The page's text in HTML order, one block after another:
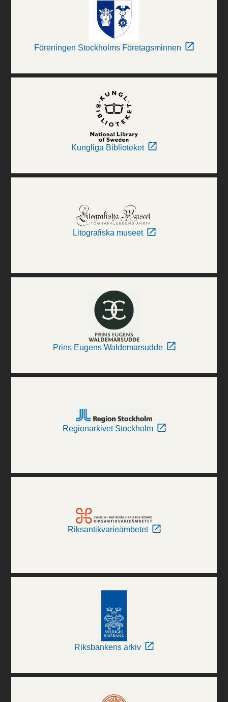
Föreningen Stockholms Företagsminnen
Kungliga Biblioteket
Litografiska museet
Prins Eugens Waldemarsudde
Regionarkivet Stockholm
Riksantikvarieämbetet
Riksbankens arkiv